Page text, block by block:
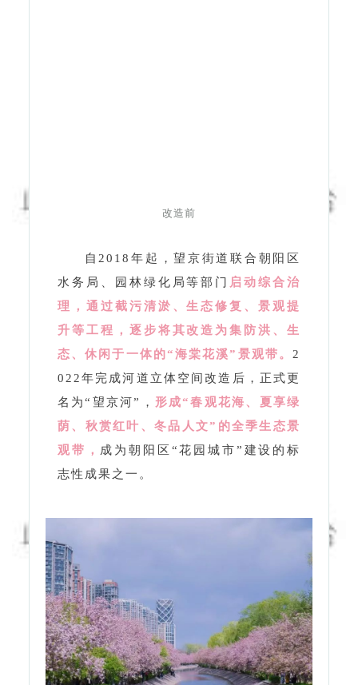
改造前
自2018年起，望京街道联合朝阳区
水务局、园林绿化局等部门 启动综合治
理，通过截污清淤、生态修复、景观提
升等工程，逐步将其改造为集防洪、生
态、休闲于一体的“海棠花溪”景观带。 2
022年完成河道立体空间改造后，正式更
名为“望京河”， 形成“春观花海、夏享绿
荫、秋赏红叶、冬品人文”的全季生态景
观带， 成为朝阳区“花园城市”建设的标
志性成果之一。